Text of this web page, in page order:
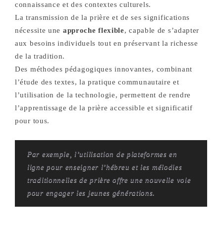
connaissance et des contextes culturels.
La transmission de la prière et de ses significations
nécessite une approche flexible, capable de s’adapter
aux besoins individuels tout en préservant la richesse
de la tradition.
Des méthodes pédagogiques innovantes, combinant
l’étude des textes, la pratique communautaire et
l’utilisation de la technologie, permettent de rendre
l’apprentissage de la prière accessible et significatif
pour tous.
Par exemple, l’utilisation de plateformes en
ligne pour enseigner l’hébreu et les mélodies
traditionnelles de prière offre une nouvelle voie
pour engager les jeunes générations.